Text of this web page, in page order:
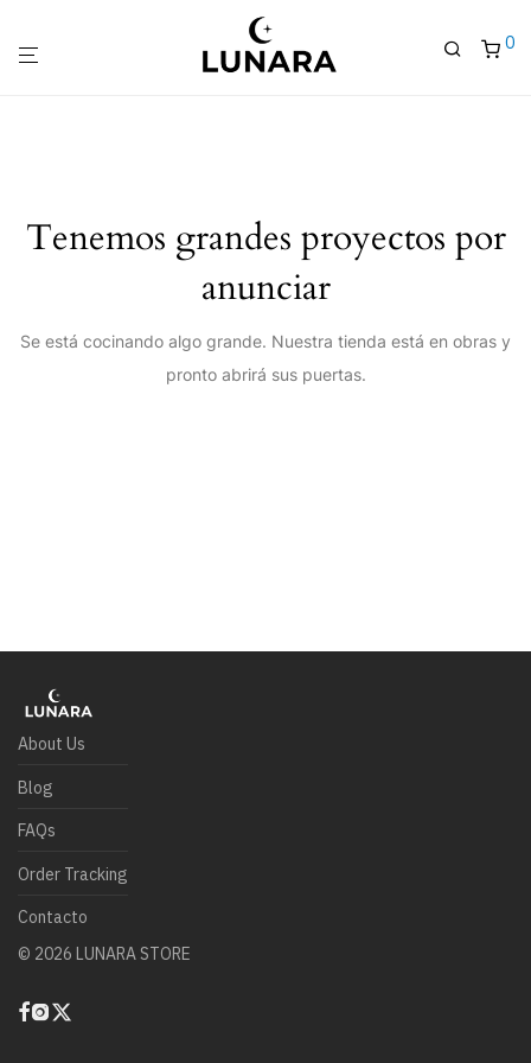
0
Tenemos grandes proyectos por
anunciar
Se está cocinando algo grande. Nuestra tienda está en obras y
pronto abrirá sus puertas.
About Us
Blog
FAQs
Order Tracking
Contacto
© 2026 LUNARA STORE